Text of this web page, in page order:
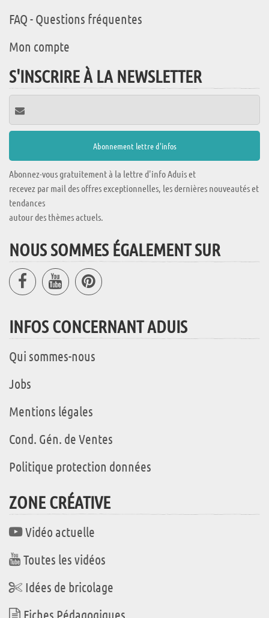
FAQ - Questions fréquentes
Mon compte
S'INSCRIRE À LA NEWSLETTER
Abonnez-vous gratuitement à la lettre d'info Aduis et
recevez par mail des offres exceptionnelles, les dernières nouveautés et
tendances
autour des thèmes actuels.
NOUS SOMMES ÉGALEMENT SUR
INFOS CONCERNANT ADUIS
Qui sommes-nous
Jobs
Mentions légales
Cond. Gén. de Ventes
Politique protection données
ZONE CRÉATIVE
Vidéo actuelle
Toutes les vidéos
Idées de bricolage
Fiches Pédagogiques